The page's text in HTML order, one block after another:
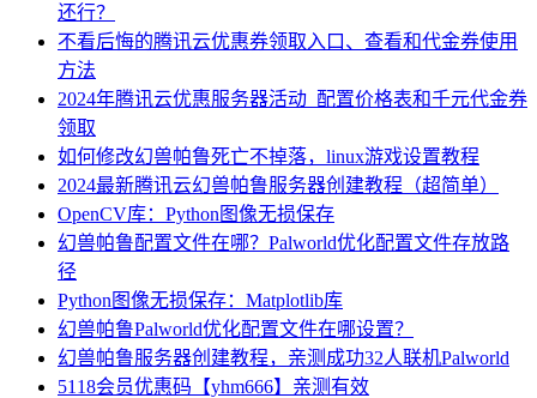
还行？
不看后悔的腾讯云优惠券领取入口、查看和代金券使用
方法
2024年腾讯云优惠服务器活动_配置价格表和千元代金券
领取
如何修改幻兽帕鲁死亡不掉落，linux游戏设置教程
2024最新腾讯云幻兽帕鲁服务器创建教程（超简单）
OpenCV库：Python图像无损保存
幻兽帕鲁配置文件在哪？Palworld优化配置文件存放路
径
Python图像无损保存：Matplotlib库
幻兽帕鲁Palworld优化配置文件在哪设置？
幻兽帕鲁服务器创建教程，亲测成功32人联机Palworld
5118会员优惠码【yhm666】亲测有效